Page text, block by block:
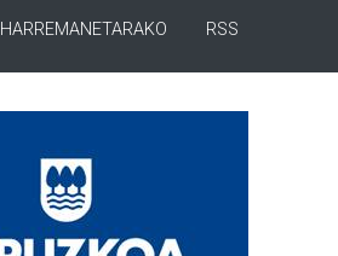
HARREMANETARAKO RSS